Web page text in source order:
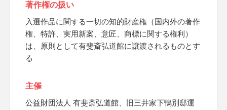
著作権の扱い
入選作品に関する一切の知的財産権（国内外の著作
権、特許、実用新案、意匠、商標に関する権利）
は、原則として有斐斎弘道館に譲渡されるものとす
る
主催
公益財団法人 有斐斎弘道館、旧三井家下鴨別邸運